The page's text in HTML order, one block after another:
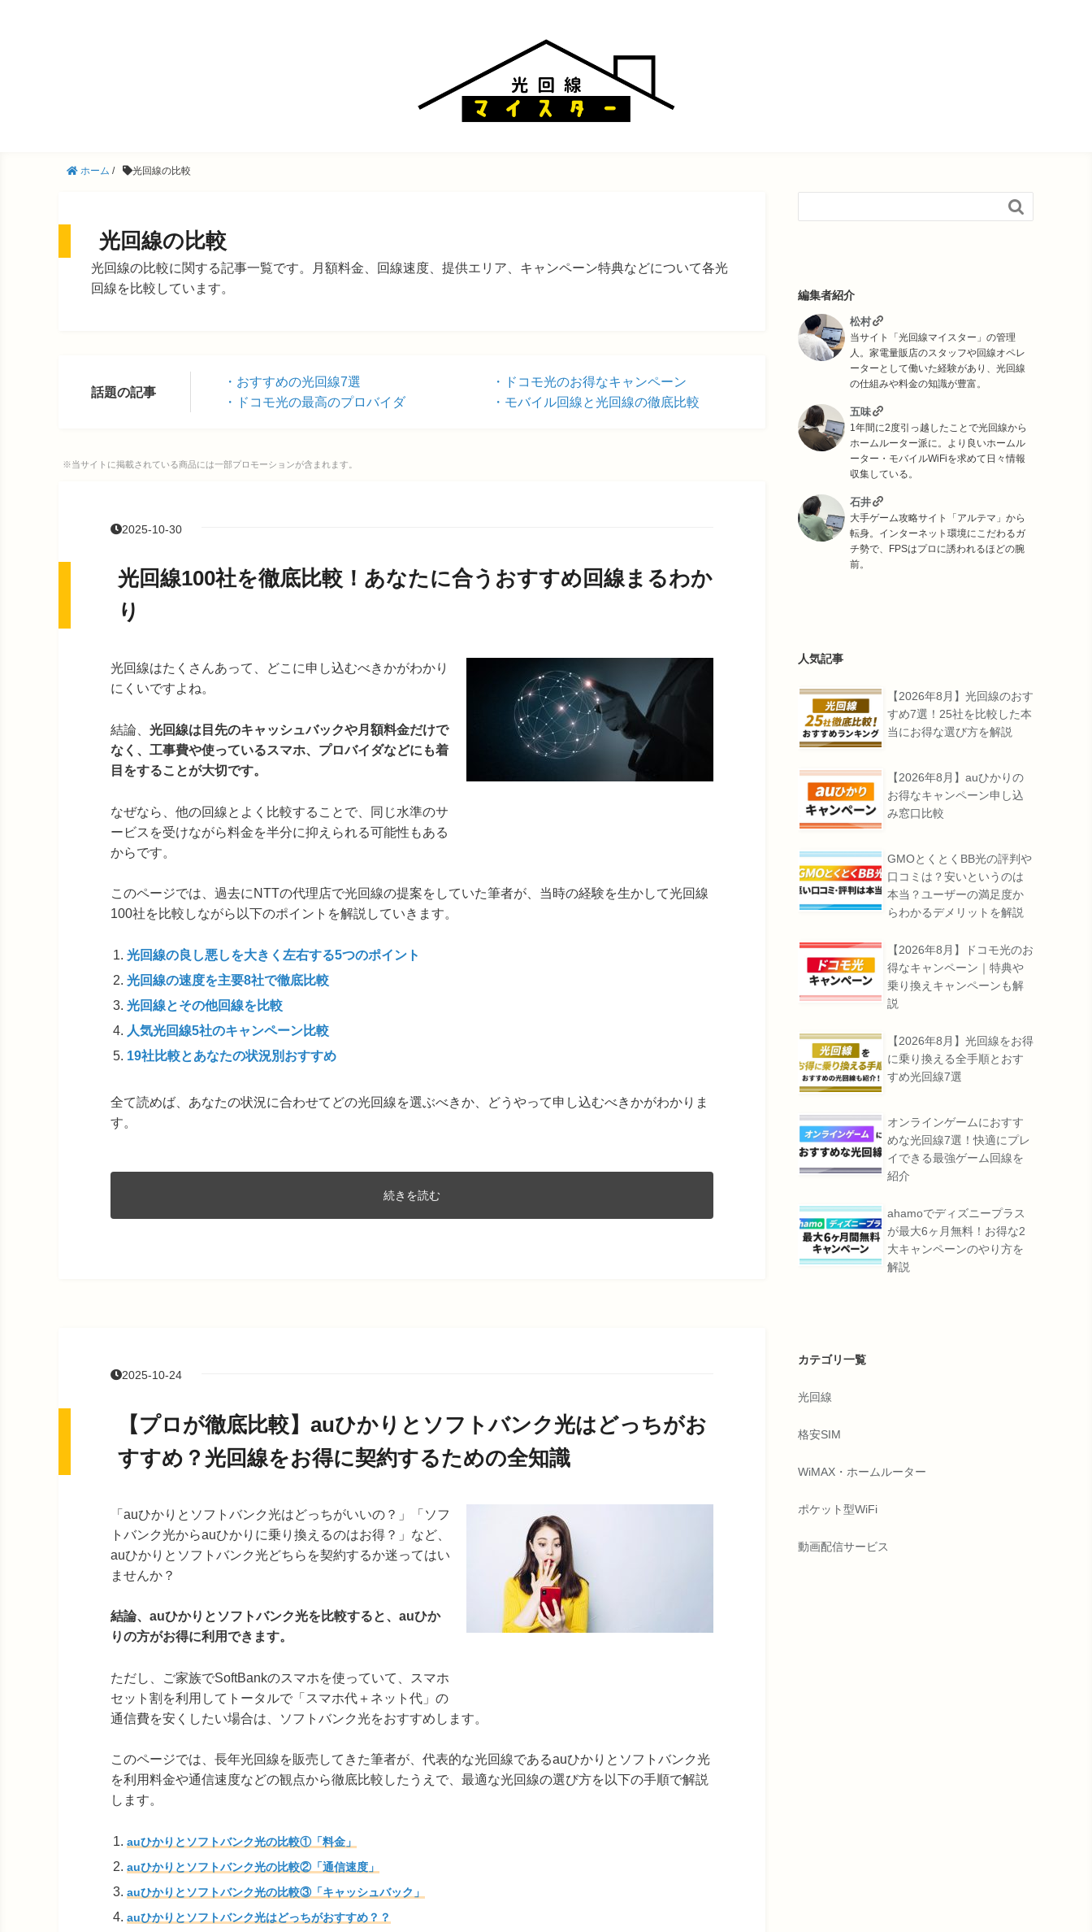
ホーム / 光回線の比較
光回線の比較
光回線の比較に関する記事一覧です。月額料金、回線速度、提供エリア、キャンペーン特典などについて各光
回線を比較しています。
話題の記事
おすすめの光回線7選
ドコモ光のお得なキャンペーン
ドコモ光の最高のプロバイダ
モバイル回線と光回線の徹底比較
※当サイトに掲載されている商品には一部プロモーションが含まれます。
2025-10-30
光回線100社を徹底比較！あなたに合うおすすめ回線まるわか
り
光回線はたくさんあって、どこに申し込むべきかがわかり
にくいですよね。
結論、 光回線は目先のキャッシュバックや月額料金だけで
なく、工事費や使っているスマホ、プロバイダなどにも着
目をすることが大切です。
なぜなら、他の回線とよく比較することで、同じ水準のサ
ービスを受けながら料金を半分に抑えられる可能性もある
からです。
このページでは、過去にNTTの代理店で光回線の提案をしていた筆者が、当時の経験を生かして光回線
100社を比較しながら以下のポイントを解説していきます。
光回線の良し悪しを大きく左右する5つのポイント
光回線の速度を主要8社で徹底比較
光回線とその他回線を比較
人気光回線5社のキャンペーン比較
19社比較とあなたの状況別おすすめ
全て読めば、あなたの状況に合わせてどの光回線を選ぶべきか、どうやって申し込むべきかがわかりま
す。
続きを読む
2025-10-24
【プロが徹底比較】auひかりとソフトバンク光はどっちがお
すすめ？光回線をお得に契約するための全知識
「auひかりとソフトバンク光はどっちがいいの？」「ソフ
トバンク光からauひかりに乗り換えるのはお得？」など、
auひかりとソフトバンク光どちらを契約するか迷ってはい
ませんか？
結論、auひかりとソフトバンク光を比較すると、auひか
りの方がお得に利用できます。
ただし、ご家族でSoftBankのスマホを使っていて、スマホ
セット割を利用してトータルで「スマホ代＋ネット代」の
通信費を安くしたい場合は、ソフトバンク光をおすすめします。
このページでは、長年光回線を販売してきた筆者が、代表的な光回線であるauひかりとソフトバンク光
を利用料金や通信速度などの観点から徹底比較したうえで、最適な光回線の選び方を以下の手順で解説
します。
auひかりとソフトバンク光の比較①「料金」
auひかりとソフトバンク光の比較②「通信速度」
auひかりとソフトバンク光の比較③「キャッシュバック」
auひかりとソフトバンク光はどっちがおすすめ？？

編集者紹介
松村
当サイト「光回線マイスター」の管理
人。家電量販店のスタッフや回線オペレ
ーターとして働いた経験があり、光回線
の仕組みや料金の知識が豊富。
五味
1年間に2度引っ越したことで光回線から
ホームルーター派に。より良いホームル
ーター・モバイルWiFiを求めて日々情報
収集している。
石井
大手ゲーム攻略サイト「アルテマ」から
転身。インターネット環境にこだわるガ
チ勢で、FPSはプロに誘われるほどの腕
前。
人気記事
【2026年8月】光回線のおす
すめ7選！25社を比較した本
当にお得な選び方を解説
【2026年8月】auひかりの
お得なキャンペーン申し込
み窓口比較
GMOとくとくBB光の評判や
口コミは？安いというのは
本当？ユーザーの満足度か
らわかるデメリットを解説
【2026年8月】ドコモ光のお
得なキャンペーン｜特典や
乗り換えキャンペーンも解
説
【2026年8月】光回線をお得
に乗り換える全手順とおす
すめ光回線7選
オンラインゲームにおすす
めな光回線7選！快適にプレ
イできる最強ゲーム回線を
紹介
ahamoでディズニープラス
が最大6ヶ月無料！お得な2
大キャンペーンのやり方を
解説
カテゴリ一覧
光回線
格安SIM
WiMAX・ホームルーター
ポケット型WiFi
動画配信サービス